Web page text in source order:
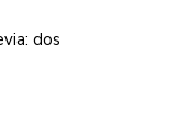
dos